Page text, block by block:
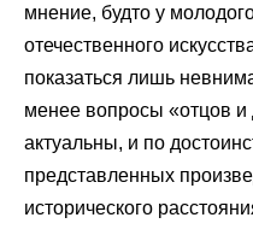
мнение, будто у
отечественного
показаться лишь
менее вопросы «отцов
актуальны, и по
представленных
исторического